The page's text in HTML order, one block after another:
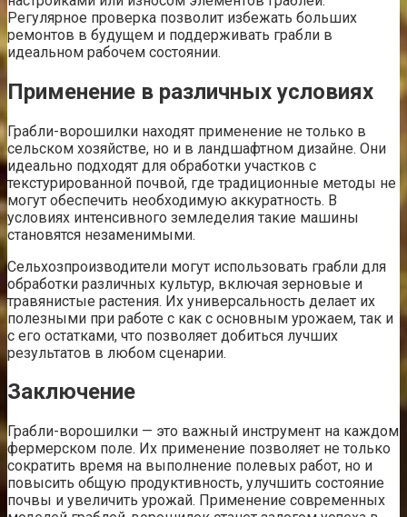
Регулярное проверка позволит избежать больших
ремонтов в будущем и поддерживать грабли в
идеальном рабочем состоянии.
Применение в различных условиях
Грабли-ворошилки находят применение не только в
сельском хозяйстве, но и в ландшафтном дизайне. Они
идеально подходят для обработки участков с
текстурированной почвой, где традиционные методы не
могут обеспечить необходимую аккуратность. В
условиях интенсивного земледелия такие машины
становятся незаменимыми.
Сельхозпроизводители могут использовать грабли для
обработки различных культур, включая зерновые и
травянистые растения. Их универсальность делает их
полезными при работе с как с основным урожаем, так и
с его остатками, что позволяет добиться лучших
результатов в любом сценарии.
Заключение
Грабли-ворошилки — это важный инструмент на каждом
фермерском поле. Их применение позволяет не только
сократить время на выполнение полевых работ, но и
повысить общую продуктивность, улучшить состояние
почвы и увеличить урожай. Применение современных